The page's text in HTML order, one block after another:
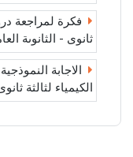
فكرة لمراجعة
ثانوى - الثانوىة
الاجابة
الكيمياء لثالثة